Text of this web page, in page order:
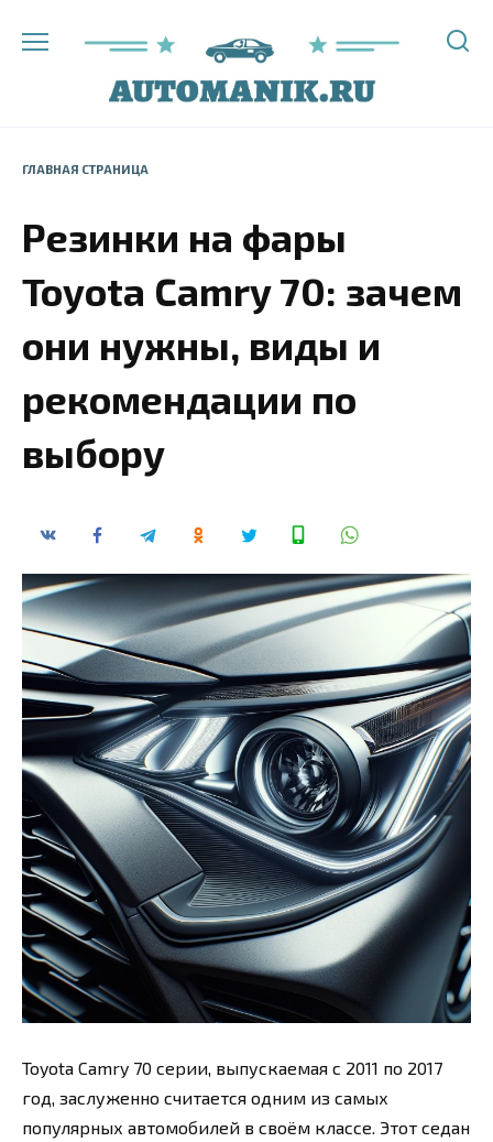
ГЛАВНАЯ СТРАНИЦА
Резинки на фары
Toyota Camry 70: зачем
они нужны, виды и
рекомендации по
выбору
Toyota Camry 70 серии, выпускаемая с 2011 по 2017
год, заслуженно считается одним из самых
популярных автомобилей в своём классе. Этот седан